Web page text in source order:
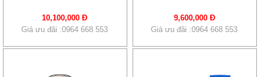
10,100,000 Đ
Giá ưu đãi :0964 668 553
9,600,000 Đ
Giá ưu đãi :0964 668 553